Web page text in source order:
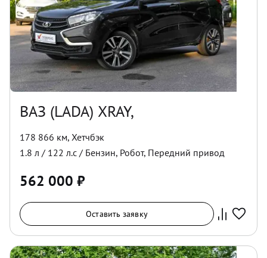
ВАЗ (LADA) XRAY,
178 866 км, Хетчбэк
1.8 л / 122 л.с / Бензин, Робот, Передний привод
562 000 ₽
Оставить заявку